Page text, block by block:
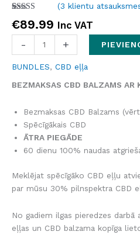
BUNDLES, CBD eļļa
4.67no 5
balstoties
vērtējumiem
(3 klientu
€89.99 Inc VAT
BEZMAKSAS CBD BALZAMS AR
Bezmaksas CBD Balzams
Spēcīgākais CBD
ĀTRA PIEGĀDE
60 dienu 100% naudas
Meklējat spēcīgāko CBD eļļu
par mūsu 30% pilnspektra CBD
No gadiem ilgas pieredzes darbā
eļļas un CBD balzama kopīga
- +